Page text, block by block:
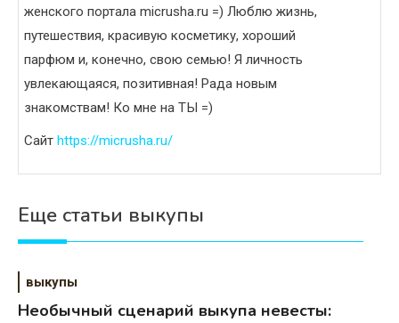
женского портала micrusha.ru =) Люблю жизнь,
путешествия, красивую косметику, хороший
парфюм и, конечно, свою семью! Я личность
увлекающаяся, позитивная! Рада новым
знакомствам! Ко мне на ТЫ =)
Сайт https://micrusha.ru/
Еще статьи выкупы
выкупы
Необычный сценарий выкупа невесты: